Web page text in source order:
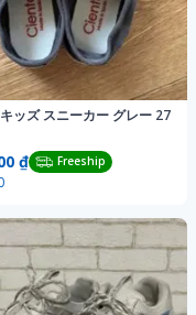
ッズ スニーカー グレー 27
₫ Freeship